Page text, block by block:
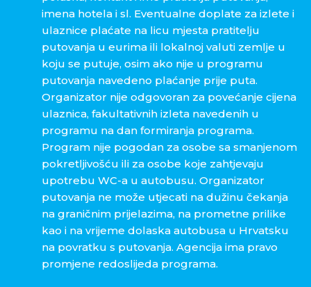
imena hotela i sl. Eventualne doplate za izlete i
ulaznice plaćate na licu mjesta pratitelju
putovanja u eurima ili lokalnoj valuti zemlje u
koju se putuje, osim ako nije u programu
putovanja navedeno plaćanje prije puta.
Organizator nije odgovoran za povećanje cijena
ulaznica, fakultativnih izleta navedenih u
programu na dan formiranja programa.
Program nije pogodan za osobe sa smanjenom
pokretljivošću ili za osobe koje zahtjevaju
upotrebu WC-a u autobusu. Organizator
putovanja ne može utjecati na dužinu čekanja
na graničnim prijelazima, na prometne prilike
kao i na vrijeme dolaska autobusa u Hrvatsku
na povratku s putovanja. Agencija ima pravo
promjene redoslijeda programa.